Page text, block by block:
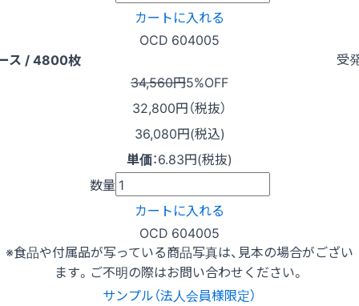
カートに入れる
OCD 604005
ス / 4800枚
受
34,560円5%OFF
32,800円（税抜）
36,080円(税込)
単価：6.83円(税抜)
数量
カートに入れる
OCD 604005
※食品や付属品が写っている商品写真は、見本の場合がござい
ます。ご不明の際はお問い合わせください。
サンプル（法人会員様限定）